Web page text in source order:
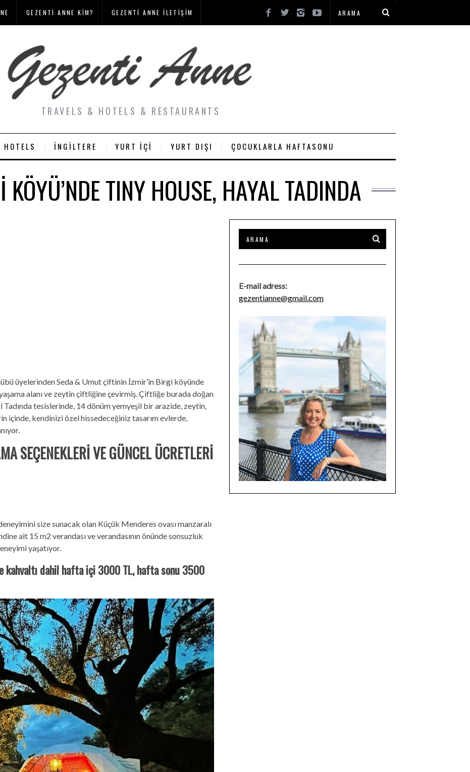
GEZENTI ANNE KIM? GEZENTI ANNE İLETIŞIM
TRAVELS & HOTELS & RESTAURANTS
HOTELS İNGILTERE YURT İÇI YURT DIŞI ÇOCUKLARLA HAFTASONU
TINY HOUSE, HAYAL TADINDA
üyelerinden Seda & Umut çiftinin İzmir’in Birgi köyünde
alanı ve zeytin çiftliğine çevirmiş. Çiftliğe burada doğan
Tadında tesislerinde, 14 dönüm yemyeşil bir arazide, zeytin,
içinde, kendinizi özel hissedeceğiniz tasarım evlerde,
SEÇENEKLERİ VE GÜNCEL ÜCRETLERİ
size sunacak olan Küçük Menderes ovası manzaralı
ait 15 m2 verandası ve verandasının önünde sonsuzluk
yaşatıyor.
kahvaltı dahil hafta içi 3000 TL, hafta sonu 3500
E-mail adress:
gezentianne@gmail.com